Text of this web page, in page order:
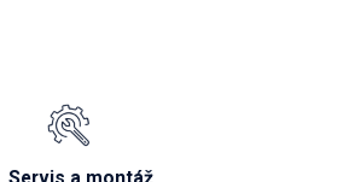
Servis a montáž